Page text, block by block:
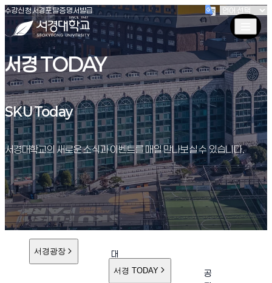
서경대학교
수강신청(새창 열림)
서경포탈(새창 열림)
증명서발급(새창 열림)
서경 TODAY
SKU Today
SKU Today
서경대학교의 새로운 소식과 이벤트를 매일 만나보실 수 있습니다.
서경광장
대
학
서경 TODAY
공